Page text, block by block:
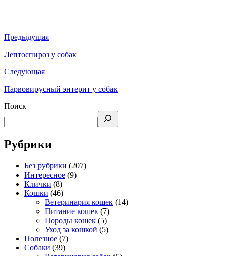
Предыдущая
Лептоспироз у собак
Следующая
Парвовирусный энтерит у собак
Поиск
Рубрики
Без рубрики (207)
Интересное (9)
Клички (8)
Кошки (46)
Ветеринария кошек (14)
Питание кошек (7)
Породы кошек (5)
Уход за кошкой (5)
Полезное (7)
Собаки (39)